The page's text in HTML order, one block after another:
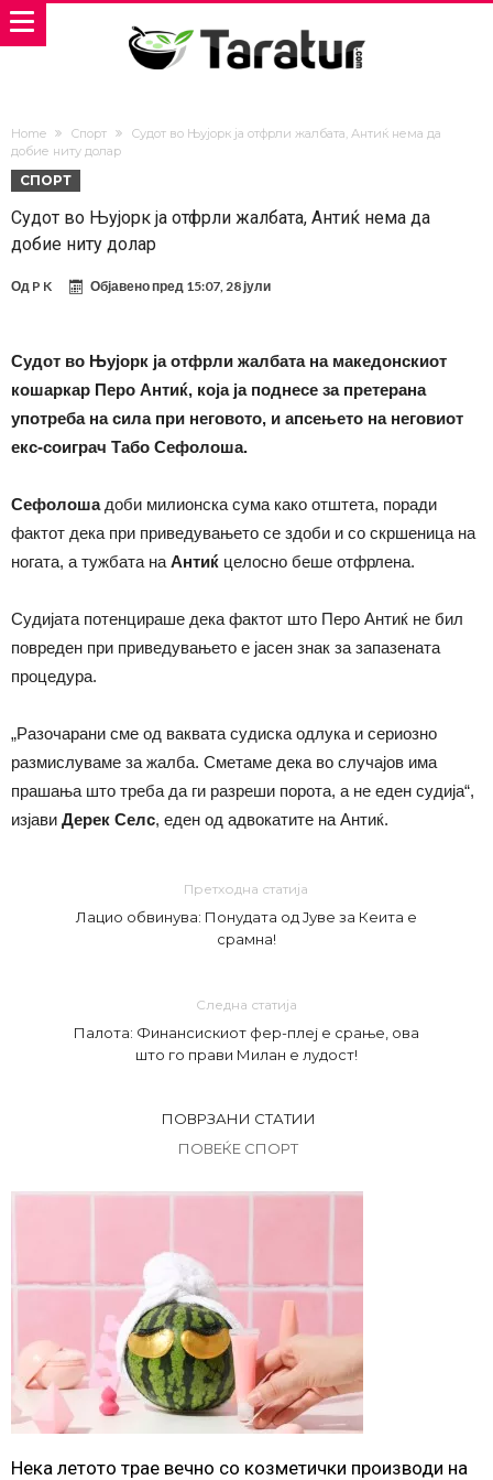
Home Спорт
Судот во Њујорк ја отфрли жалбата, Антиќ нема да
добие ниту долар
СПОРТ
Судот во Њујорк ја отфрли жалбата, Антиќ нема да
добие ниту долар
Од P K Објавено пред 15:07, 28 јули
Судот во Њујорк ја отфрли жалбата на македонскиот
кошаркар Перо Антиќ, која ја поднесе за претерана
употреба на сила при неговото, и апсењето на неговиот
екс-соиграч Табо Сефолоша.
Сефолошадоби милионска сума како отштета, поради
фактот дека при приведувањето се здоби и со скршеница на
ногата, а тужбата на Антиќ целосно беше отфрлена.
Судијата потенцираше дека фактот што Перо Антиќ не бил
повреден при приведувањето е јасен знак за запазената
процедура.
„Разочарани сме од ваквата судиска одлука и сериозно
размислуваме за жалба. Сметаме дека во случајов има
прашања што треба да ги разреши порота, а не еден судија“,
изјави Дерек Селс, еден од адвокатите на Антиќ.
Претходна статија
Лацио обвинува: Понудата од Јуве за Кеита е
срамна!
Следна статија
Палота: Финансискиот фер-плеј е срање, ова
што го прави Милан е лудост!
ПОВРЗАНИ СТАТИИ
ПОВЕЌЕ СПОРТ
Нека летото трае вечно со козметички производи на